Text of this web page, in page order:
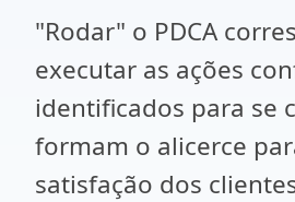
"Rodar" o PDCA
executar as ações
identificados para se
formam o alicerce
satisfação dos